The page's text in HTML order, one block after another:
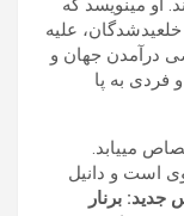
او مینويسد که
و خلعيدشدگان، عليه
درآمدن جھان و
فردی به پا
میيابد.
است و دانيل
جديد: برنار